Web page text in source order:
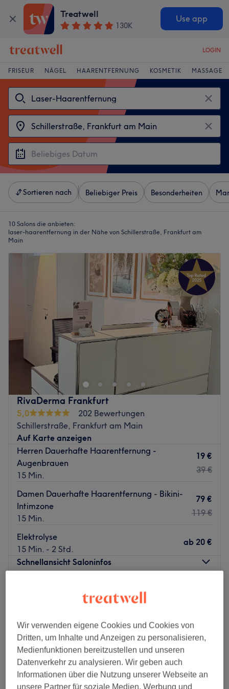
Treatwell
130K
Use app
LOGIN
FRISEUR NÄGEL HAARENTFERNUNG KOSMETIK MASSAGE
Sortieren nach Beliebiger Preis Besonderheiten
10 Salons die anbieten:
laser-haarentfernung in der Nähe von Schillerstraße, Frankfurt am
Main
RivaDerma Frankfurt
5,0
202 Bewertungen
Schillerstraße, Frankfurt am Main
Auf Karte anzeigen
Herren Dauerhafte Haarentfernung -
Augenbrauen
15 Min.
19 €
39 €
Damen Dauerhafte Haarentfernung - Bikini-
Intimzone
15 Min.
79 €
119 €
Elektrolyse
15 Min. - 2 Std.
ab 20 €
Schnellansicht Saloninfos
Donnerstag
10:00– 19:00
Freitag
10:00–19:00
Samstag
10:00–20:00
Sonntag
Geschlossen
Wir verwenden eigene Cookies und Cookies von
Dritten, um Inhalte und Anzeigen zu personalisieren,
Medienfunktionen bereitzustellen und unseren
Datenverkehr zu analysieren. Wir geben auch
Informationen über die Nutzung unserer Webseite an
unsere Partner für soziale Medien, Werbung und